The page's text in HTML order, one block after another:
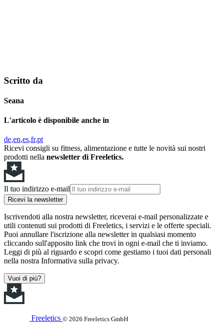
Scritto da
Seana
L'articolo è disponibile anche in
de en es fr pt
Ricevi consigli su fitness, alimentazione e tutte le novità sui nostri
prodotti nella newsletter di Freeletics.
Il tuo indirizzo e-mail
Ricevi la newsletter
Iscrivendoti alla nostra newsletter, riceverai e-mail personalizzate e
utili contenuti sui prodotti di Freeletics, i servizi e le offerte speciali.
Puoi annullare l'iscrizione alla newsletter in qualsiasi momento
cliccando sull'apposito link che trovi in ogni e-mail che ti inviamo.
Leggi di più al riguardo e scopri come gestiamo i tuoi dati personali
nella nostra Informativa sulla privacy.
Vuoi di più?
Freeletics © 2026 Freeletics GmbH